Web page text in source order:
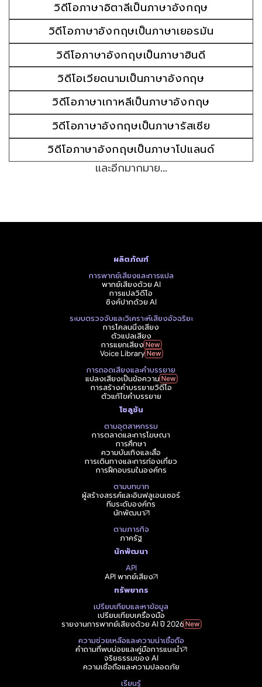
วิดีโอภาษาอิตาลีเป็นภาษาอังกฤษ
วิดีโอภาษาอังกฤษเป็นภาษาเยอรมัน
วิดีโอภาษาอังกฤษเป็นภาษาฮินดี
วิดีโอเวียดนามเป็นภาษาอังกฤษ
วิดีโอภาษาเกาหลีเป็นภาษาอังกฤษ
วิดีโอภาษาอังกฤษเป็นภาษารัสเซีย
วิดีโอภาษาอังกฤษเป็นภาษาโปแลนด์
และอีกมากมาย...
ผลิตภัณฑ์
การพากย์เสียงและการแปล
พากย์เสียงด้วย AI
การแปลวิดีโอ
ซิงค์ปากด้วย AI
ระบบตรวจจับและวิเคราะห์เสียงอัจฉริยะ
การโคลนนิ่งเสียง
ตัวแปลเสียง
การแยกเสียง
Voice Library
การถอดเสียงและคำบรรยาย
แปลงเสียงเป็นข้อความ
การสร้างคำบรรยายวิดีโอ
ตัวแก้ไขคำบรรยาย
โซลูชัน
ตามอุตสาหกรรม
การตลาดและการโฆษณา
การศึกษา
ความบันเทิงและสื่อ
การเดินทางและการท่องเที่ยว
การฝึกอบรมในองค์กร
ตามบทบาท
ผู้สร้างสรรค์และอินฟลูเอนเซอร์
ทีมระดับองค์กร
นักพัฒนา
ตามภารกิจ
ภาครัฐ
นักพัฒนา
API
API พากย์เสียง
ทรัพยากร
เปรียบเทียบและหาข้อมูล
เปรียบเทียบเครื่องมือ
รายงานการพากย์เสียงด้วย AI ปี 2026
ความช่วยเหลือและความน่าเชื่อถือ
คำถามที่พบบ่อยและคู่มือการแนะนำ
จริยธรรมของ AI
ความเชื่อถือและความปลอดภัย
เรียนรู้